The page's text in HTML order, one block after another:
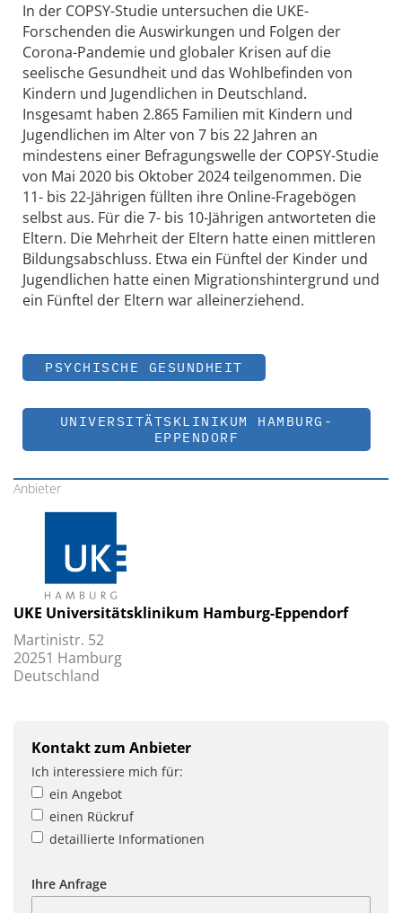
In der COPSY-Studie untersuchen die UKE-
Forschenden die Auswirkungen und Folgen der
Corona-Pandemie und globaler Krisen auf die
seelische Gesundheit und das Wohlbefinden von
Kindern und Jugendlichen in Deutschland.
Insgesamt haben 2.865 Familien mit Kindern und
Jugendlichen im Alter von 7 bis 22 Jahren an
mindestens einer Befragungswelle der COPSY-Studie
von Mai 2020 bis Oktober 2024 teilgenommen. Die
11- bis 22-Jährigen füllten ihre Online-Fragebögen
selbst aus. Für die 7- bis 10-Jährigen antworteten die
Eltern. Die Mehrheit der Eltern hatte einen mittleren
Bildungsabschluss. Etwa ein Fünftel der Kinder und
Jugendlichen hatte einen Migrationshintergrund und
ein Fünftel der Eltern war alleinerziehend.
PSYCHISCHE GESUNDHEIT
UNIVERSITÄTSKLINIKUM HAMBURG-
EPPENDORF
Anbieter
UKE Universitätsklinikum Hamburg-Eppendorf
Martinistr. 52
20251 Hamburg
Deutschland
Kontakt zum Anbieter
Ich interessiere mich für:
ein Angebot
einen Rückruf
detaillierte Informationen
Ihre Anfrage